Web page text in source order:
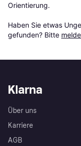
Orientierung.
Haben Sie etwas
gefunden? Bitte
Klarna
Über uns
Karriere
AGB